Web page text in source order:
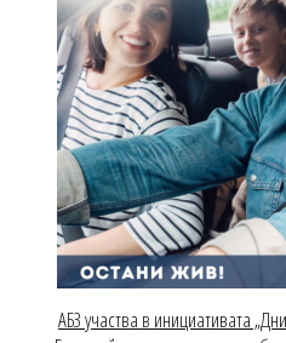
АБЗ участва в инициативата